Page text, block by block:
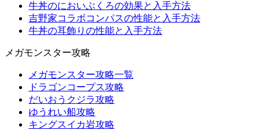
牛丼のにおいぶくろの効果と入手方法
吉野家コラボコンパスの性能と入手方法
牛丼の耳飾りの性能と入手方法
メガモンスター攻略
メガモンスター攻略一覧
ドラゴンコープス攻略
だいおうクジラ攻略
ゆうれい船攻略
キングスイカ岩攻略